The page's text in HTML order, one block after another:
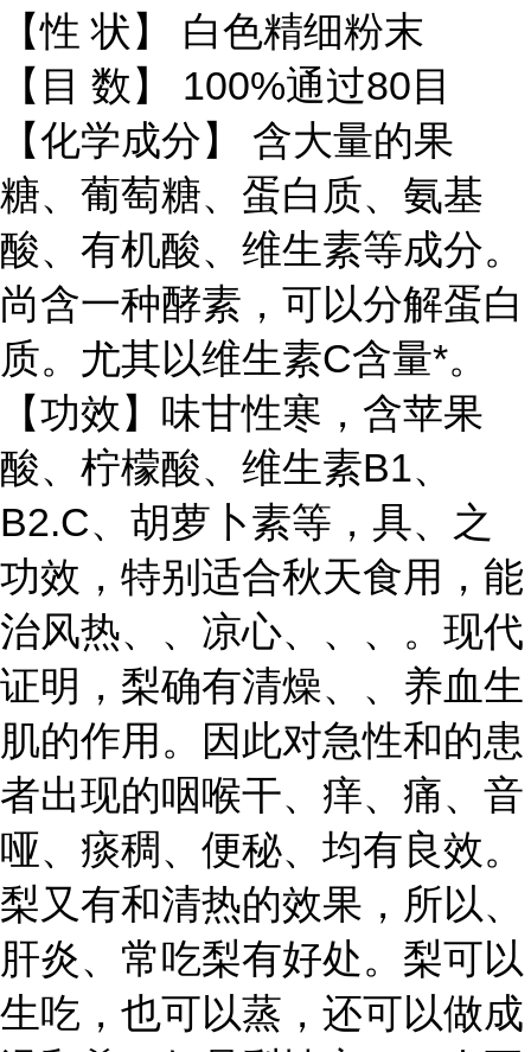
【性 状】 白色精细粉末
【目 数】 100%通过80目
【化学成分】 含大量的果
糖、葡萄糖、蛋白质、氨基
酸、有机酸、维生素等成分。
尚含一种酵素，可以分解蛋白
质。尤其以维生素C含量*。
【功效】味甘性寒，含苹果
酸、柠檬酸、维生素B1、
B2.C、胡萝卜素等，具、之
功效，特别适合秋天食用，能
治风热、、凉心、、、。现代
证明，梨确有清燥、、养血生
肌的作用。因此对急性和的患
者出现的咽喉干、痒、痛、音
哑、痰稠、便秘、均有良效。
梨又有和清热的效果，所以、
肝炎、常吃梨有好处。梨可以
生吃，也可以蒸，还可以做成